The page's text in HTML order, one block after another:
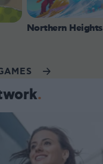
Northern Heights